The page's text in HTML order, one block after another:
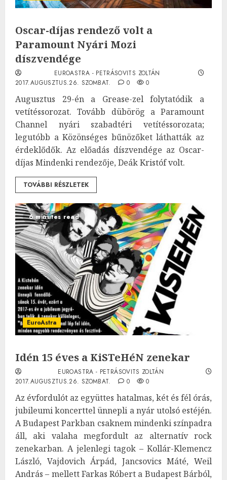
Oscar-díjas rendező volt a
Paramount Nyári Mozi
díszvendége
EUROASTRA - PETRÁSOVITS ZOLTÁN
2017.AUGUSZTUS.26. SZOMBAT.
0 0
Augusztus 29-én a Grease-zel folytatódik a
vetítéssorozat. Tovább dübörög a Paramount
Channel nyári szabadtéri vetítéssorozata;
legutóbb a Közönséges bűnözőket láthatták az
érdeklődők. Az előadás díszvendége az Oscar-
díjas Mindenki rendezője, Deák Kristóf volt.
TOVÁBBI RÉSZLETEK
6 minutes read
EuroAstra
Idén 15 éves a KiSTeHéN zenekar
EUROASTRA - PETRÁSOVITS ZOLTÁN
2017.AUGUSZTUS.26. SZOMBAT.
0 0
Az évfordulót az együttes hatalmas, két és fél órás,
jubileumi koncerttel ünnepli a nyár utolsó estéjén.
A Budapest Parkban csaknem mindenki színpadra
áll, aki valaha megfordult az alternatív rock
zenekarban. A jelenlegi tagok – Kollár-Klemencz
László, Vajdovich Árpád, Jancsovics Máté, Weil
András – mellett Farkas Róbert a Budapest Bárból,